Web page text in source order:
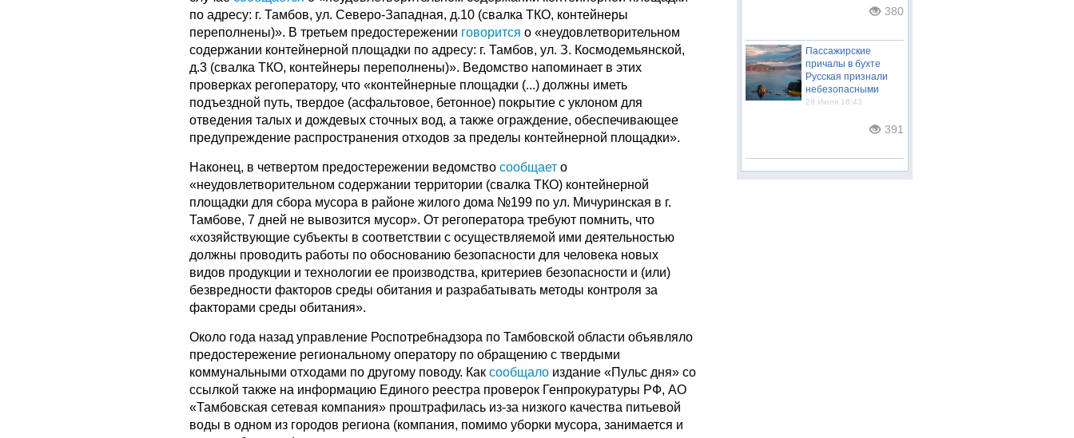
по адресу: г. Тамбов, ул. Северо-Западная, д.10 (свалка ТКО, контейнеры
переполнены)». В третьем предостережении говорится о «неудовлетворительном
содержании контейнерной площадки по адресу: г. Тамбов, ул. З. Космодемьянской,
д.3 (свалка ТКО, контейнеры переполнены)». Ведомство напоминает в этих
проверках регоператору, что «контейнерные площадки (...) должны иметь
подъездной путь, твердое (асфальтовое, бетонное) покрытие с уклоном для
отведения талых и дождевых сточных вод, а также ограждение, обеспечивающее
предупреждение распространения отходов за пределы контейнерной площадки».
Наконец, в четвертом предостережении ведомствосообщает о
«неудовлетворительном содержании территории (свалка ТКО) контейнерной
площадки для сбора мусора в районе жилого дома №199 по ул. Мичуринская в г.
Тамбове, 7 дней не вывозится мусор». От регоператора требуют помнить, что
«хозяйствующие субъекты в соответствии с осуществляемой ими деятельностью
должны проводить работы по обоснованию безопасности для человека новых
видов продукции и технологии ее производства, критериев безопасности и (или)
безвредности факторов среды обитания и разрабатывать методы контроля за
факторами среды обитания».
Около года назад управление Роспотребнадзора по Тамбовской области объявляло
предостережение региональному оператору по обращению с твердыми
коммунальными отходами по другому поводу. Каксообщало издание «Пульс дня» со
ссылкой также на информацию Единого реестра проверок Генпрокуратуры РФ, АО
«Тамбовская сетевая компания» проштрафилась из-за низкого качества питьевой
воды в одном из городов региона (компания, помимо уборки мусора, занимается и
380
Пассажирские
причалы в бухте
Русская признали
небезопасными
28 Июля 18:43
391